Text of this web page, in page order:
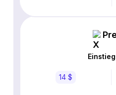
14 $